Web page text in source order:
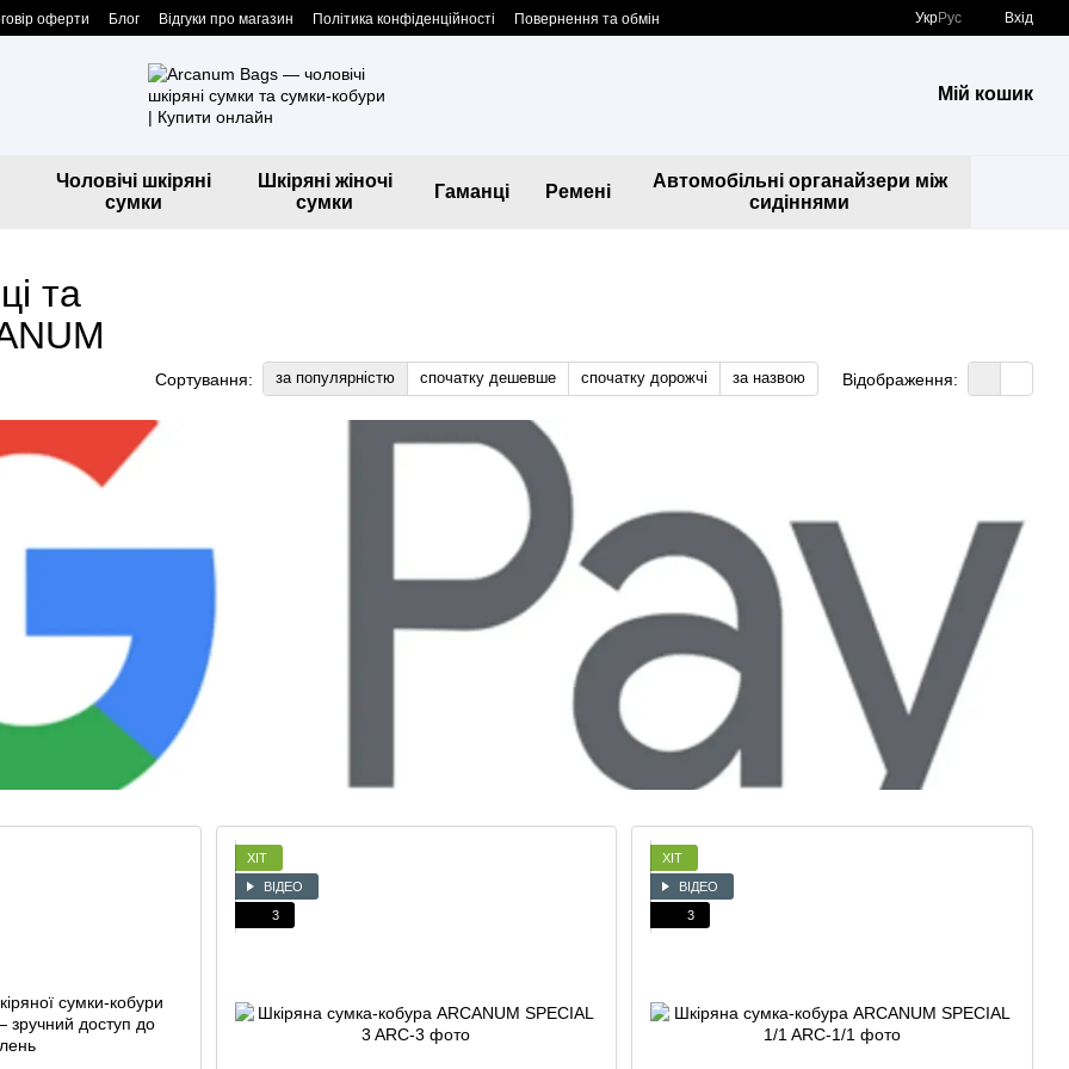
оферти Блог Відгуки про магазин Політика конфіденційності
Повернення та обмін
УкрРус Вхід
Мій кошик
Чоловічі шкіряні
сумки
Шкіряні жіночі
сумки
Гаманці Ремені
Автомобільні органайзери між
сидіннями
та
Сортування: за популярністю спочатку дешевше спочатку дорожчі за назвою Відображення:
ХІТ
ВІДЕО
3
ХІТ
ВІДЕО
3